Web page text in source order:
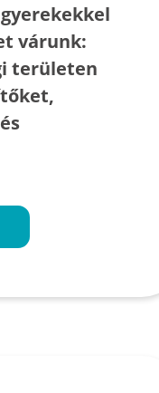
várunk:
területen